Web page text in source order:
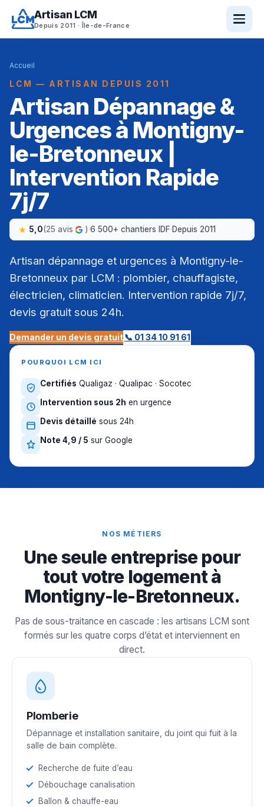
Artisan LCM
Depuis 2011 · Île-de-France
Accueil
LCM — ARTISAN DEPUIS 2011
Artisan Dépannage &
Urgences à Montigny-
le-Bretonneux |
Intervention Rapide
7j/7
5,0(25 avis )·6 500+ chantiers IDF·Depuis 2011
Artisan dépannage et urgences à Montigny-le-
Bretonneux par LCM : plombier, chauffagiste,
électricien, climaticien. Intervention rapide 7j/7,
devis gratuit sous 24h.
Demander un devis gratuit📞 01 34 10 91 61
POURQUOI LCM ICI
Certifiés Qualigaz · Qualipac · Socotec
Intervention sous 2h en urgence
Devis détaillé sous 24h
Note 4,9 / 5 sur Google
NOS MÉTIERS
Une seule entreprise pour
tout votre logement à
Montigny-le-Bretonneux.
Pas de sous-traitance en cascade : les artisans LCM sont
formés sur les quatre corps d’état et interviennent en
direct.
Plomberie
Dépannage et installation sanitaire, du joint qui fuit à la
salle de bain complète.
Recherche de fuite d’eau
Débouchage canalisation
Ballon & chauffe-eau